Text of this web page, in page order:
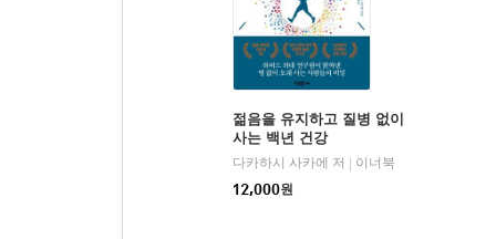
젊음을 유지하고 질병 없이
사는 백년 건강
다카하시 사카에 저
이너북
12,000원